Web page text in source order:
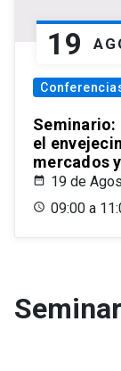
19
Seminario:
el
mercados
19 de
09:00 a